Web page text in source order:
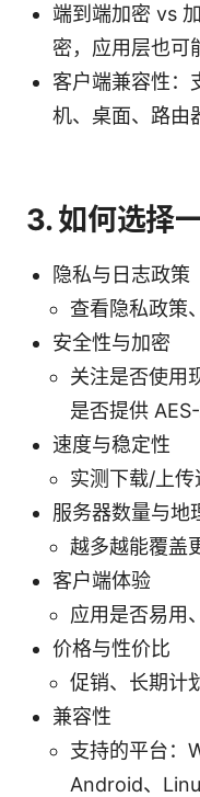
端到端加密 vs
密，应用层也可
客户端兼容性：
机、桌面、路由
3. 如何选择
隐私与日志政策
查看隐私政策
安全性与加密
关注是否使用
是否提供
速度与稳定性
实测下载/上
服务器数量与地
越多越能覆盖
客户端体验
应用是否易用
价格与性价比
促销、长期计
兼容性
支持的平台：
Android、